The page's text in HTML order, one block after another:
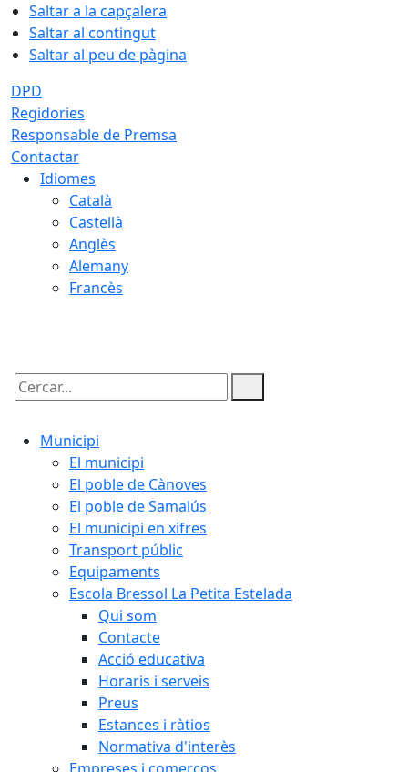
Saltar a la capçalera
Saltar al contingut
Saltar al peu de pàgina
DPD
Regidories
Responsable de Premsa
Contactar
Idiomes
Català
Castellà
Anglès
Alemany
Francès
Cercar:
Municipi
El municipi
El poble de Cànoves
El poble de Samalús
El municipi en xifres
Transport públic
Equipaments
Escola Bressol La Petita Estelada
Qui som
Contacte
Acció educativa
Horaris i serveis
Preus
Estances i ràtios
Normativa d'interès